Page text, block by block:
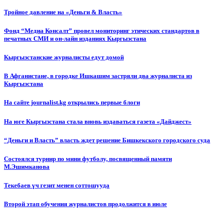
Тройное давление на «Деньги & Власть»
Фонд “Медиа Консалт” провел мониторинг этических стандартов в
печатных СМИ и он-лайн изданиях Кыргызстана
Кыргызстанские журналисты едут домой
В Афганистане, в городке Ишкашим застряли два журналиста из
Кыргызстана
На сайте journalist.kg открылись первые блоги
На юге Кыргызстана стала вновь издаваться газета «Дайджест»
“Деньги и Власть” власть ждет решение Бишкекского городского суда
Состоялся турнир по мини футболу, посвященный памяти
М.Эшимканова
Текебаев үч гезит менен соттошууда
Второй этап обучения журналистов продолжится в июле